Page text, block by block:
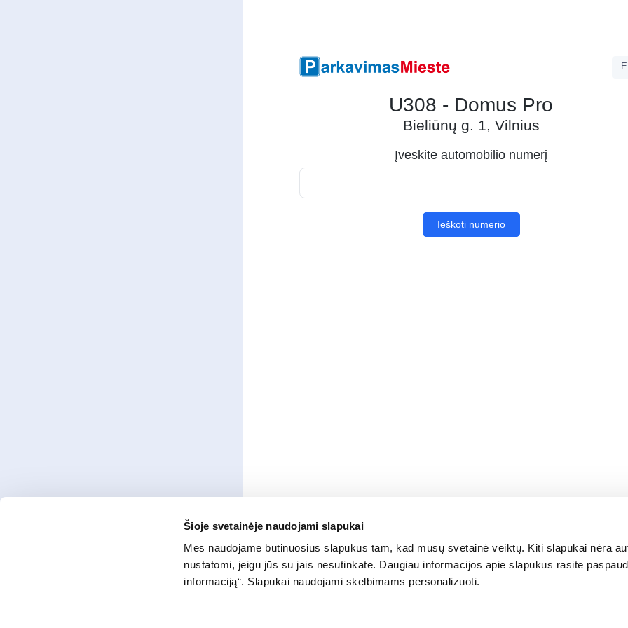
Šioje svetainėje naudojami slapukai
Mes naudojame būtinuosius slapukus tam, kad mūsų svetainė veiktų. Kiti slapukai nėra
nustatomi, jeigu jūs su jais nesutinkate. Daugiau informacijos apie slapukus rasite
informaciją“. Slapukai naudojami skelbimams personalizuoti.
U308 - Domus Pro
Bieliūnų g. 1, Vilnius
Įveskite automobilio numerį
Ieškoti numerio